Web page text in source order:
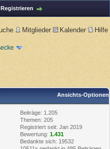
Registrieren
Mitglieder Kalender Hilfe
Ansichts-Optionen
Beiträge: 1.205
Themen: 205
Registriert seit: Jan 2019
Bewertung: 1.431
Bedankte sich: 19532